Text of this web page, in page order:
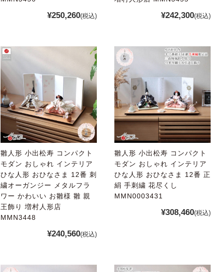
¥250,260(税込) ¥242,300(税込)
雛人形 小出松寿 コンパクト
モダン おしゃれ インテリア
ひな人形 おひなさま 12番 刺
繍オーガンジー メタルフラ
ワー かわいい お雛様 雛 親
王飾り 増村人形店
MMN3448
¥240,560(税込)
雛人形 小出松寿 コンパクト
モダン おしゃれ インテリア
ひな人形 おひなさま 12番 正
絹 手刺繍 花尽くし
MMN0003431
¥308,460(税込)